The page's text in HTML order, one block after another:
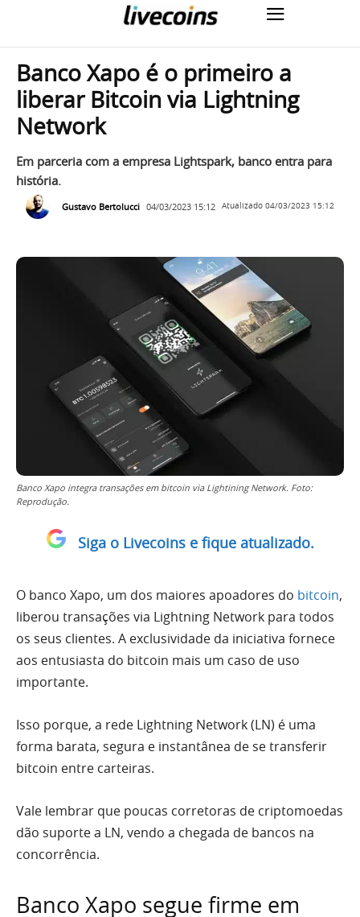
Banco Xapo é o primeiro a
liberar Bitcoin via Lightning
Network
Em parceria com a empresa Lightspark, banco entra para
história.
Gustavo Bertolucci 04/03/2023 15:12 Atualizado 04/03/2023 15:12
Banco Xapo integra transações em bitcoin via Lightining Network. Foto:
Reprodução.
Siga o Livecoins e fique atualizado.
O banco Xapo, um dos maiores apoadores do bitcoin,
liberou transações via Lightning Network para todos
os seus clientes. A exclusividade da iniciativa fornece
aos entusiasta do bitcoin mais um caso de uso
importante.
Isso porque, a rede Lightning Network (LN) é uma
forma barata, segura e instantânea de se transferir
bitcoin entre carteiras.
Vale lembrar que poucas corretoras de criptomoedas
dão suporte a LN, vendo a chegada de bancos na
concorrência.
Banco Xapo segue firme em